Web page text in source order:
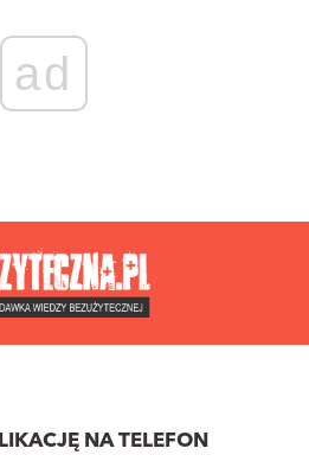
ad
NA TELEFON